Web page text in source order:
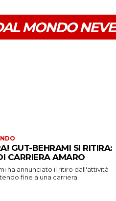
MONDO NEVE
GUT-BEHRAMI SI RITIRA:
CARRIERA AMARO
ha annunciato il ritiro dall'attività
fine a una carriera